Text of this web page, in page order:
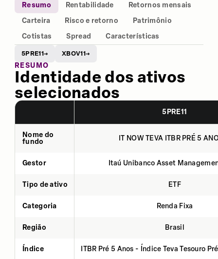
Resumo Rentabilidade
Retornos mensais
Carteira
Risco e retorno
Patrimônio
Cotistas
Spread Características
5PRE11→ XBOV11→
RESUMO
Identidade dos ativos
selecionados
5PRE11
Nome do
fundo
IT NOW TEVA ITBR PRÉ 5
Gestor Itaú Unibanco Asset
Tipo de ativo ETF
Categoria Renda Fixa
Região Brasil
Índice ITBR Pré 5 Anos - Índice Teva Tesouro